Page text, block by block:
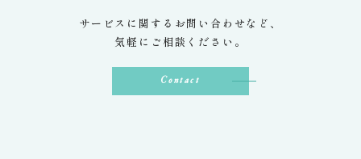
サービスに関するお問い合わせなど、
気軽にご相談ください。
Contact